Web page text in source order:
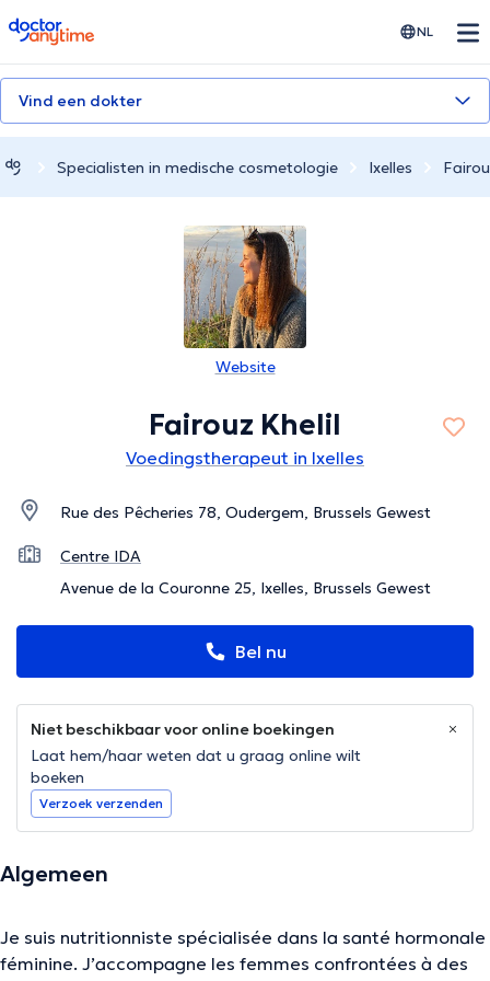
doctoranytime NL
Vind een dokter
Specialisten in medische cosmetologie Ixelles
Website
Fairouz Khelil
Voedingstherapeut in Ixelles
Rue des Pêcheries 78, Oudergem, Brussels Gewest
Centre IDA
Avenue de la Couronne 25, Ixelles, Brussels Gewest
Bel nu
Niet beschikbaar voor online boekingen
Laat hem/haar weten dat u graag online wilt
boeken
Verzoek verzenden
Algemeen
Je suis nutritionniste spécialisée dans la santé hormonale
féminine. J’accompagne les femmes confrontées à des